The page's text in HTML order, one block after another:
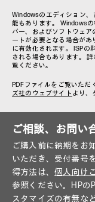
Windowsのエディション
能もあります。 Windows
バー、およびソフトウェ
ートが必要となる場合があ
に有効化されます。 ISPの
される場合もあります。 詳
覧ください。
PDFファイルをご覧いただ
ズ社のウェブサイト より、
ご相談、お問い
ご購入前に納期をお
いただき、受付番号
得方法は、 個人向け
参照ください。HPの
スタマイズの有無な